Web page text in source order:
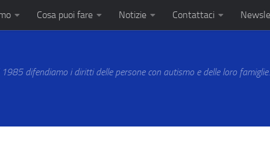
Cosa puoi fare Notizie Contattaci
difendiamo i diritti delle persone con autismo e delle loro famiglie.